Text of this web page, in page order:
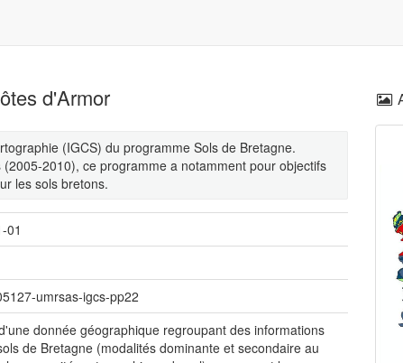
d'Armor
(IGCS) du programme Sols de Bretagne.
2010), ce programme a notamment pour objectifs
les sols bretons.
01
umrsas-igcs-pp22
donnée géographique regroupant des informations
de Bretagne (modalités dominante et secondaire au